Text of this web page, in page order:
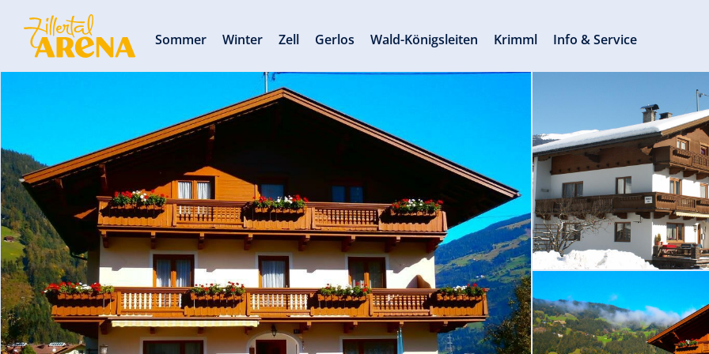
Sommer Winter Zell Gerlos Wald-Königsleiten Krimml Info & Service